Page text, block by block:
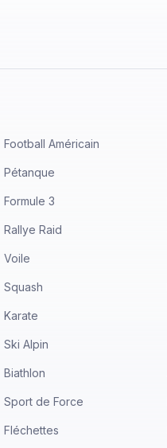
Football Américain
Pétanque
Formule 3
Rallye Raid
Voile
Squash
Karate
Ski Alpin
Biathlon
Sport de Force
Fléchettes